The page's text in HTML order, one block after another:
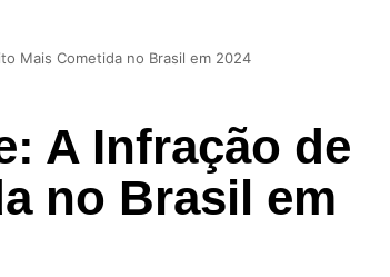
Mais Cometida no Brasil em 2024
A Infração de
no Brasil em